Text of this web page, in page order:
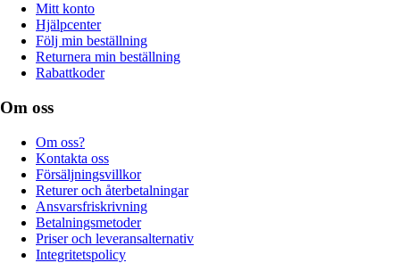
Mitt konto
Hjälpcenter
Följ min beställning
Returnera min beställning
Rabattkoder
Om oss
Om oss?
Kontakta oss
Försäljningsvillkor
Returer och återbetalningar
Ansvarsfriskrivning
Betalningsmetoder
Priser och leveransalternativ
Integritetspolicy